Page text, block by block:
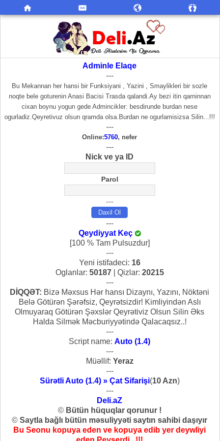
Adminle Elaqe
---
Bu Mekannan her hansi bir Funksiyani , Yazini , Smaylikleri bir sozle
noqte bele goturenin Anasi Bacisi Trasda qalandi.Ay bezi itin qarninnan
cixan boynu yogun gede Admincikler: besdirunde burdan nese
ogurladiz.Qeyretivuz olsun qramda olsa.Burdan ne ogurlamisizsa Silin...!!!
---
Online:5760, nefer
---
Nick ve ya ID
Parol
---
---
Qeydiyyat Keç
[100 % Tam Pulsuzdur]
---
Yeni istifadeci: 16
Oglanlar: 50187| Qizlar: 20215
---
DİQQƏT: Bizə Məxsus Hər hansı Dizaynı, Yazını, Nöktəni
Belə Götürən Şərəfsiz, Qeyrətsizdir! Kimliyindən Aslı
Olmuyaraq Götürən Şəxslər Qeyrətiviz Olsun Silin Əks
Halda Silmək Məcburiyyətində Qalacaqsız..!
---
Script name: Auto (1.4)
---
Müəllif: Yeraz
---
Sürətli Auto (1.4) » Çat Sifarişi(10 Azn)
---
Deli.aZ
© Bütün hüquqlar qorunur !
© Saytla bağlı bütün məsuliyyəti saytın sahibi daşıyır
Bu Seonu kopuya eden ve kopuya edib yer deywliyi